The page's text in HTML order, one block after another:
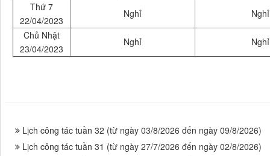
Thứ 7
22/04/2023
Nghỉ
Nghỉ
Chủ Nhật
23/04/2023
Nghỉ Nghỉ
Lịch công tác tuần 32 (từ ngày 03/8/2026 đến ngày 09/8/2026)
Lịch công tác tuần 31 (từ ngày 27/7/2026 đến ngày 02/8/2026)